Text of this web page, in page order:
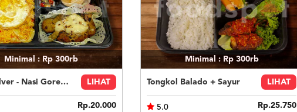
Minimal : Rp 300rb
Paket Silver - Nasi Goreng Nanas Geprek Mozza LIHAT
Rp.20.000
Minimal : Rp 300rb
Tongkol Balado + Sayur LIHAT
5.0 Rp.25.750